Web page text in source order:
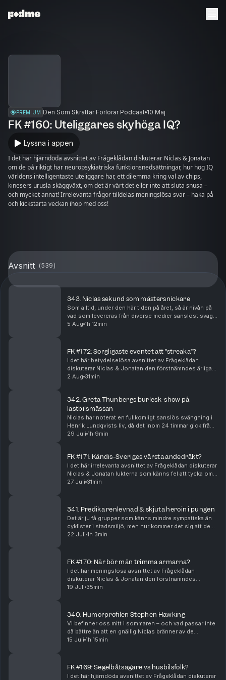
PREMIUM Den Som Skrattar Förlorar Podcast 10 Maj
FK #160: Uteliggares skyhöga IQ?
Lyssna i appen
I det här hjärndöda avsnittet av Frågeklådan diskuterar Niclas & Jonatan
om de på riktigt har neuropsykiatriska funktionsnedsättningar, hur hög IQ
världens intelligentaste uteliggare har, ett dilemma kring val av chips,
kinesers urusla skäggväxt, om det är värt det eller inte att sluta snusa –
och mycket annat! Irrelevanta frågor tilldelas meningslösa svar – haka på
och kickstarta veckan ihop med oss!
Avsnitt (539)
343. Niclas sekund som mästersnickare
Som alltid, under den här tiden på året, så är nivån på
vad som levereras från diverse medier sanslöst svag –
men vad är det mest bisarra som går att rota fram från
5 Aug 1h 12min
FK #172: Sorgligaste eventet att ”streaka”?
I det här betydelselösa avsnittet av Frågeklådan
diskuterar Niclas & Jonatan den förstnämndes ärliga
syn på TV-spel, vilket som är det sorgligaste
2 Aug 31min
342. Greta Thunbergs burlesk-show på
lastbilsmässan
Niclas har noterat en fullkomligt sanslös svängning i
Henrik Lundqvists liv, då det inom 24 timmar gick från
lyxig fläd till motsatsen. Vi plockar ut ett härligt gäng
29 Juli 1h 9min
FK #171: Kändis-Sveriges värsta andedräkt?
I det här irrelevanta avsnittet av Frågeklådan diskuterar
Niclas & Jonatan lukterna som känns fel att tycka om,
oenighet gällande skivat bröd, diskmaskiners uselhet,
27 Juli 31min
341. Predika renlevnad & skjuta heroin i pungen
Det är ju få grupper som känns mindre sympatiska än
cyklister i stadsmiljö, men hur kommer det sig att de
ofta är så lynniga och mästrande? Jonatan har trillat
22 Juli 1h 3min
FK #170: När bör män trimma armarna?
I det här meningslösa avsnittet av Frågeklådan
diskuterar Niclas & Jonatan den förstnämndes
enorma vändning gällande hur man bör säga ett barns
19 Juli 35min
340. Humorprofilen Stephen Hawking
Vi befinner oss mitt i sommaren – och vad passar inte
då bättre än att en gnällig Niclas bränner av de
fenomen som han stör sig allra mest på under den här
15 Juli 1h 15min
FK #169: Segelbåtsägare vs husbilsfolk?
I det här hjärndöda avsnittet av Frågeklådan diskuterar